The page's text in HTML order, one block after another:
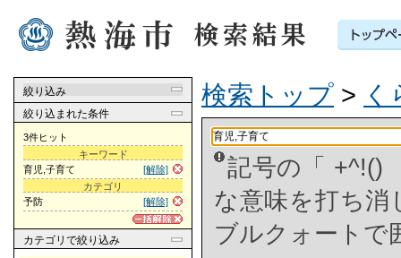
絞り込み
絞り込まれた条件
3件ヒット
キーワード
[解除]
育児,子育て
カテゴリ
[解除]
予防
カテゴリ で絞り込み
検索トップ > く
記号の「 +^!()
な意味を打ち
ブルクォートで